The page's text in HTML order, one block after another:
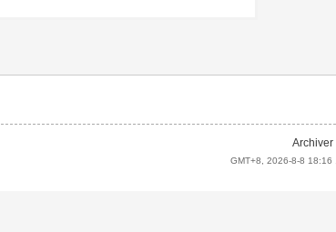
Archiver
GMT+8, 2026-8-8 18:16